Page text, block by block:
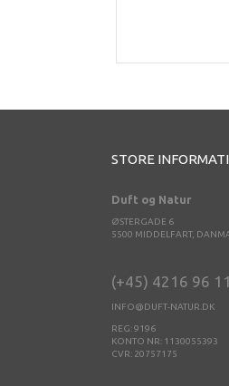
STORE
Duft og Natur
ØSTERGADE 6
5500 MIDDELFART,
(+45) 4216 96 11
INFO@DUFT-NATUR.DK
REG: 9196
KONTO NR: 1130055393
CVR: 20757175